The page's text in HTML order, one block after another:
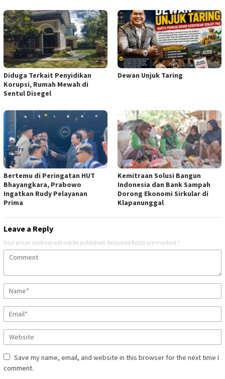
Diduga Terkait Penyidikan
Korupsi, Rumah Mewah di
Sentul Disegel
Dewan Unjuk Taring
Bertemu di Peringatan HUT
Bhayangkara, Prabowo
Ingatkan Rudy Pelayanan
Prima
Kemitraan Solusi Bangun
Indonesia dan Bank Sampah
Dorong Ekonomi Sirkular di
Klapanunggal
Leave a Reply
Your email address will not be published. Required fields are marked *
Save my name, email, and website in this browser for the next time I
comment.